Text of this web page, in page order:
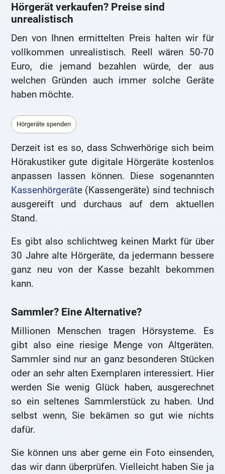
Hörgerät verkaufen? Preise sind
unrealistisch
Den von Ihnen ermittelten Preis halten wir für
vollkommen unrealistisch. Reell wären 50-70
Euro, die jemand bezahlen würde, der aus
welchen Gründen auch immer solche Geräte
haben möchte.
Hörgeräte spenden
Derzeit ist es so, dass Schwerhörige sich beim
Hörakustiker gute digitale Hörgeräte kostenlos
anpassen lassen können. Diese sogenannten
Kassenhörgeräte (Kassengeräte) sind technisch
ausgereift und durchaus auf dem aktuellen
Stand.
Es gibt also schlichtweg keinen Markt für über
30 Jahre alte Hörgeräte, da jedermann bessere
ganz neu von der Kasse bezahlt bekommen
kann.
Sammler? Eine Alternative?
Millionen Menschen tragen Hörsysteme. Es
gibt also eine riesige Menge von Altgeräten.
Sammler sind nur an ganz besonderen Stücken
oder an sehr alten Exemplaren interessiert. Hier
werden Sie wenig Glück haben, ausgerechnet
so ein seltenes Sammlerstück zu haben. Und
selbst wenn, Sie bekämen so gut wie nichts
dafür.
Sie können uns aber gerne ein Foto einsenden,
das wir dann überprüfen. Vielleicht haben Sie ja